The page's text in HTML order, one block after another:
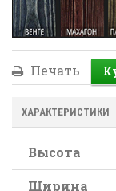
Печать
ХАРАКТЕРИСТИКИ
Высота
Ширина